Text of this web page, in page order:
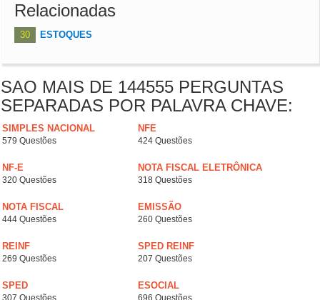
Relacionadas
30 ESTOQUES
SAO MAIS DE 144555 PERGUNTAS
SEPARADAS POR PALAVRA CHAVE:
SIMPLES NACIONAL
579 Questões
NFE
424 Questões
NF-E
320 Questões
NOTA FISCAL ELETRÔNICA
318 Questões
NOTA FISCAL
444 Questões
EMISSÃO
260 Questões
REINF
269 Questões
SPED REINF
207 Questões
SPED ESOCIAL